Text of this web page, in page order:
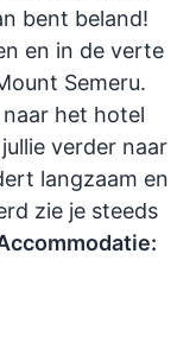
bent beland!
en in de verte
Semeru.
het hotel
verder naar
langzaam en
zie je steeds